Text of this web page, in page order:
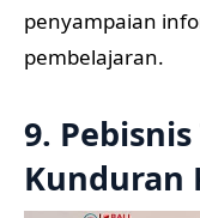
penyampaian
pembelajaran.
9.
Kunduran